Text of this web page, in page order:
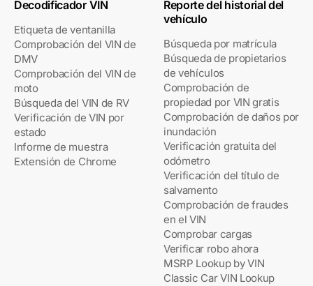
Decodificador VIN
Etiqueta de ventanilla
Comprobación del VIN de
DMV
Comprobación del VIN de
moto
Búsqueda del VIN de RV
Verificación de VIN por
estado
Informe de muestra
Extensión de Chrome
Reporte del historial del
vehículo
Búsqueda por matrícula
Búsqueda de propietarios
de vehículos
Comprobación de
propiedad por VIN gratis
Comprobación de daños por
inundación
Verificación gratuita del
odómetro
Verificación del título de
salvamento
Comprobación de fraudes
en el VIN
Comprobar cargas
Verificar robo ahora
MSRP Lookup by VIN
Classic Car VIN Lookup